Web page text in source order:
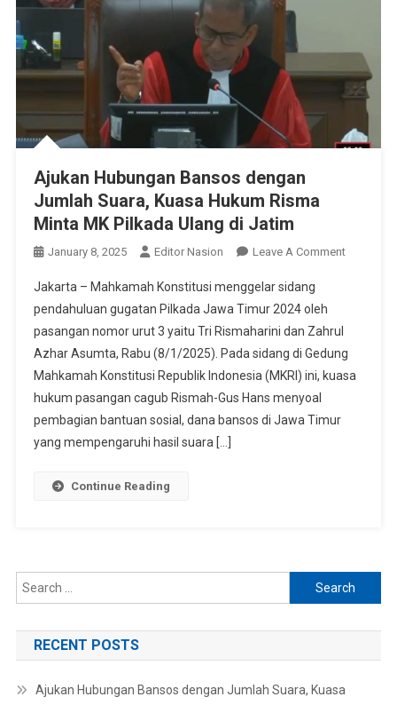
Ajukan Hubungan Bansos dengan
Jumlah Suara, Kuasa Hukum Risma
Minta MK Pilkada Ulang di Jatim
January 8, 2025 Editor Nasion Leave A CommentOn
Jumlah
Suara,
Jakarta – Mahkamah Konstitusi menggelar sidang
pendahuluan gugatan Pilkada Jawa Timur 2024 oleh
pasangan nomor urut 3 yaitu Tri Rismaharini dan Zahrul
Azhar Asumta, Rabu (8/1/2025). Pada sidang di Gedung
Mahkamah Konstitusi Republik Indonesia (MKRI) ini, kuasa
hukum pasangan cagub Rismah-Gus Hans menyoal
pembagian bantuan sosial, dana bansos di Jawa Timur
yang mempengaruhi hasil suara […]
Continue Reading
Search
for:
RECENT POSTS
Ajukan Hubungan Bansos dengan Jumlah Suara, Kuasa